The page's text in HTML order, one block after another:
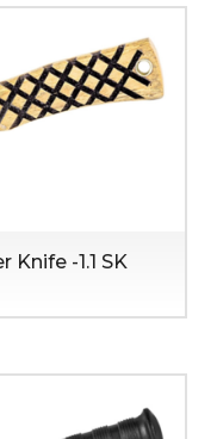
-1.1 SK